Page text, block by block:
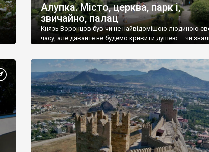
Алупка. Місто, церква, парк і,
звичайно, палац
Князь Воронцов був чи не найвідомішою людиною
часу, але давайте не будемо кривити душею – чи